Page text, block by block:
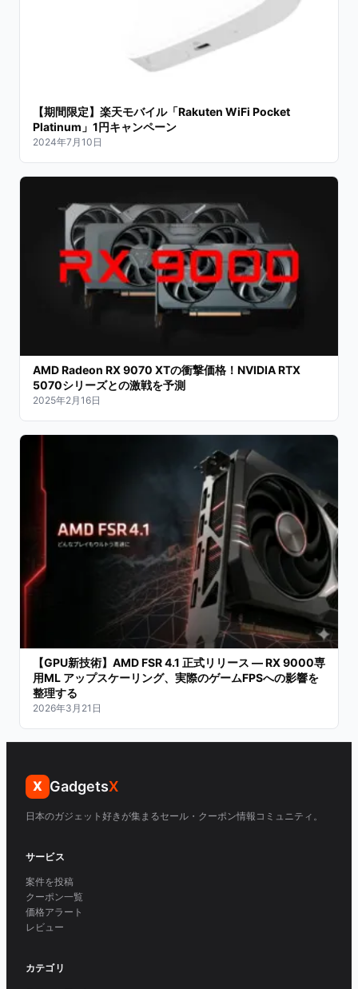
【期間限定】楽天モバイル「Rakuten WiFi Pocket
Platinum」1円キャンペーン
2024年7月10日
AMD Radeon RX 9070 XTの衝撃価格！NVIDIA RTX
5070シリーズとの激戦を予測
2025年2月16日
【GPU新技術】AMD FSR 4.1 正式リリース — RX 9000専
用ML アップスケーリング、実際のゲームFPSへの影響を
整理する
2026年3月21日
X GadgetsX
日本のガジェット好きが集まるセール・クーポン情報コミュニティ。
サービス
案件を投稿
クーポン一覧
価格アラート
レビュー
カテゴリ